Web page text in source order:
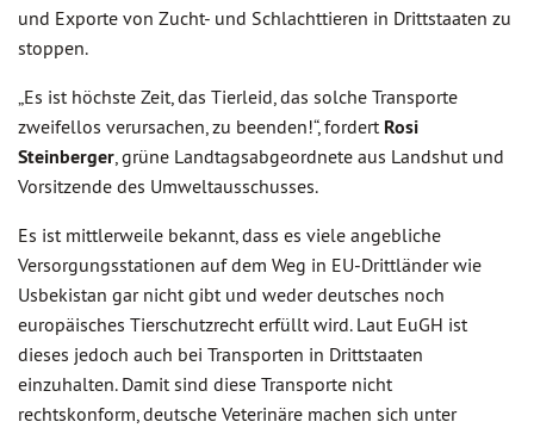
und Exporte von Zucht- und Schlachttieren in Drittstaaten zu
stoppen.
„Es ist höchste Zeit, das Tierleid, das solche Transporte
zweifellos verursachen, zu beenden!“, fordert Rosi
Steinberger, grüne Landtagsabgeordnete aus Landshut und
Vorsitzende des Umweltausschusses.
Es ist mittlerweile bekannt, dass es viele angebliche
Versorgungsstationen auf dem Weg in EU-Drittländer wie
Usbekistan gar nicht gibt und weder deutsches noch
europäisches Tierschutzrecht erfüllt wird. Laut EuGH ist
dieses jedoch auch bei Transporten in Drittstaaten
einzuhalten. Damit sind diese Transporte nicht
rechtskonform, deutsche Veterinäre machen sich unter